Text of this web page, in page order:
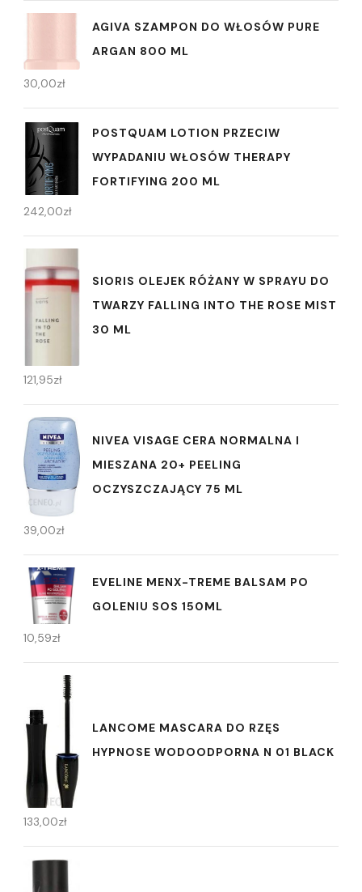
AGIVA SZAMPON DO WŁOSÓW PURE
ARGAN 800 ML
30,00zł
POSTQUAM LOTION PRZECIW
WYPADANIU WŁOSÓW THERAPY
FORTIFYING 200 ML
242,00zł
SIORIS OLEJEK RÓŻANY W SPRAYU DO
TWARZY FALLING INTO THE ROSE MIST
30 ML
121,95zł
NIVEA VISAGE CERA NORMALNA I
MIESZANA 20+ PEELING
OCZYSZCZAJĄCY 75 ML
39,00zł
EVELINE MENX-TREME BALSAM PO
GOLENIU SOS 150ML
10,59zł
LANCOME MASCARA DO RZĘS
HYPNOSE WODOODPORNA N 01 BLACK
133,00zł